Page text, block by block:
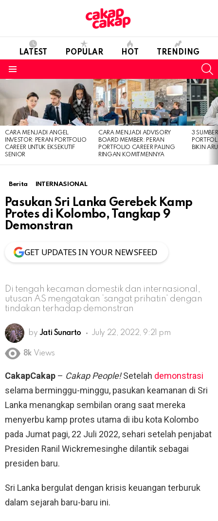
LATEST POPULAR HOT TRENDING
STORIES
CARA MENJADI ANGEL
INVESTOR: PERAN PORTFOLIO
CAREER UNTUK EKSEKUTIF
SENIOR
CARA MENJADI ADVISORY
BOARD MEMBER: PERAN
PORTFOLIO CAREER PALING
RINGAN KOMITMENNYA
3
BIKIN
Berita INTERNASIONAL
Pasukan Sri Lanka Gerebek Kamp
Protes di Kolombo, Tangkap 9
Demonstran
GET UPDATES IN YOUR NEWSFEED
Di tengah kecaman domestik dan internasional,
utusan AS mengatakan ‘sangat prihatin’ dengan
tindakan terhadap demonstran
by Jati Sunarto July 22, 2022, 9:21 pm
8k Views
CakapCakap – Cakap People!Setelah demonstrasi
selama berminggu-minggu, pasukan keamanan di Sri
Lanka menangkap sembilan orang saat mereka
menyerbu kamp protes utama di ibu kota Kolombo
pada Jumat pagi, 22 Juli 2022, sehari setelah penjabat
Presiden Ranil Wickremesinghe dilantik sebagai
presiden baru.
Sri Lanka bergulat dengan krisis keuangan terburuk
dalam sejarah baru-baru ini.